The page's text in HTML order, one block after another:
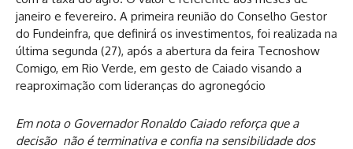
janeiro e fevereiro. A primeira reunião do Conselho Gestor
do Fundeinfra, que definirá os investimentos, foi realizada na
última segunda (27), após a abertura da feira Tecnoshow
Comigo, em Rio Verde, em gesto de Caiado visando a
reaproximação com lideranças do agronegócio
Em nota o Governador Ronaldo Caiado reforça que a
decisão não é terminativa e confia na sensibilidade dos